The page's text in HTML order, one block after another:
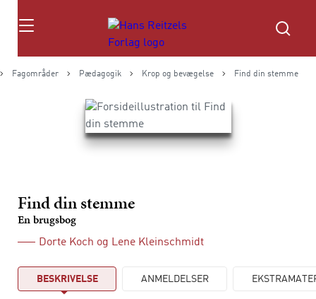
Søg
Fagområder Pædagogik Krop og bevægelse Find din stemme
Find din stemme
En brugsbog
Dorte Koch og Lene Kleinschmidt
BESKRIVELSE ANMELDELSER